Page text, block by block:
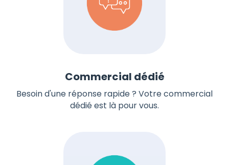
Commercial dédié
Besoin d'une réponse rapide ? Votre commercial
dédié est là pour vous.